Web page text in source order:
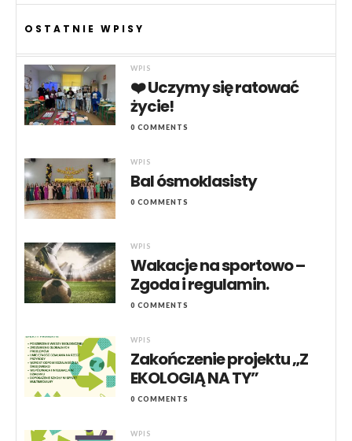
OSTATNIE WPISY
WPIS
❤️ Uczymy się ratować
życie!
0 COMMENTS
WPIS
Bal ósmoklasisty
0 COMMENTS
WPIS
Wakacje na sportowo –
Zgoda i regulamin.
0 COMMENTS
WPIS
Zakończenie projektu „Z
EKOLOGIĄ NA TY”
0 COMMENTS
WPIS